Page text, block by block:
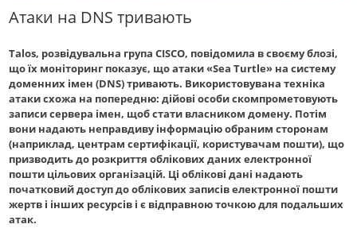
Атаки на DNS тривають
Talos, розвідувальна група CISCO, повідомила в своєму блозі,
що їх моніторинг показує, що атаки «Sea Turtle» на систему
доменних імен (DNS) тривають. Використовувана техніка
атаки схожа на попередню: дійові особи скомпрометовують
записи сервера імен, щоб стати власником домену. Потім
вони надають неправдиву інформацію обраним сторонам
(наприклад, центрам сертифікації, користувачам пошти), що
призводить до розкриття облікових даних електронної
пошти цільових організацій. Ці облікові дані надають
початковий доступ до облікових записів електронної пошти
жертв і інших ресурсів і є відправною точкою для подальших
атак.